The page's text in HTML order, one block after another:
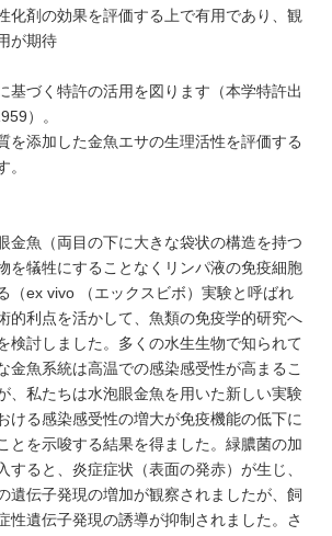
化剤の効果を評価する上で有用であり、観
が期待
づく特許の活用を図ります（本学特許出
）。
を添加した金魚エサの生理活性を評価する
。
金魚（両目の下に大きな袋状の構造を持つ
を犠牲にすることなくリンパ液の免疫細胞
（ex vivo （エックスビボ）実験と呼ばれ
的利点を活かして、魚類の免疫学的研究へ
検討しました。多くの水生生物で知られて
金魚系統は高温での感染感受性が高まるこ
、私たちは水泡眼金魚を用いた新しい実験
ける感染感受性の増大が免疫機能の低下に
とを示唆する結果を得ました。緑膿菌の加
すると、炎症症状（表面の発赤）が生じ、
遺伝子発現の増加が観察されましたが、飼
性遺伝子発現の誘導が抑制されました。さ